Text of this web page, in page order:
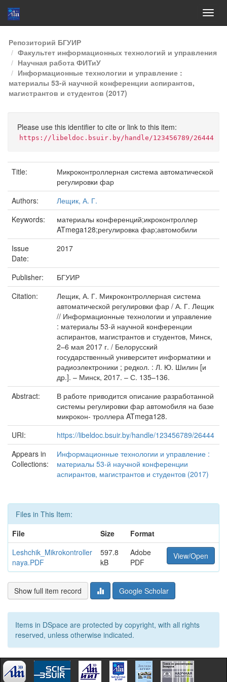
Skip
navigation
Репозиторий БГУИР
Факультет информационных технологий и управления
Научная работа ФИТиУ
Информационные технологии и управление :
материалы 53-й научной конференции аспирантов,
магистрантов и студентов (2017)
Please use this identifier to cite or link to this item:
https://libeldoc.bsuir.by/handle/123456789/26444
Title:
Микроконтроллерная система автоматической
регулировки фар
Authors:
Лещик, А. Г.
Keywords:
материалы конференций;икроконтроллер
ATmega128;регулировка фар;автомобили
Issue
Date:
2017
Publisher:
БГУИР
Citation:
Лещик, А. Г. Микроконтроллерная система
автоматической регулировки фар / А. Г. Лещик
// Информационные технологии и управление
: материалы 53-й научной конференции
аспирантов, магистрантов и студентов, Минск,
2–6 мая 2017 г. / Белорусский
государственный университет информатики и
радиоэлектроники ; редкол. : Л. Ю. Шилин [и
др.]. – Минск, 2017. – С. 135–136.
Abstract:
В работе приводится описание разработанной
системы регулировки фар автомобиля на базе
микрокон- троллера ATmega128.
URI:
https://libeldoc.bsuir.by/handle/123456789/26444
Appears in
Collections:
Информационные технологии и управление :
материалы 53-й научной конференции
аспирантов, магистрантов и студентов (2017)
Files in This Item:
File
Size
Format
Leshchik_Mikrokontroller
naya.PDF
597.8
kB
Adobe
PDF
View/Open
Show full item record Google Scholar
Items in DSpace are protected by copyright, with all rights
reserved, unless otherwise indicated.